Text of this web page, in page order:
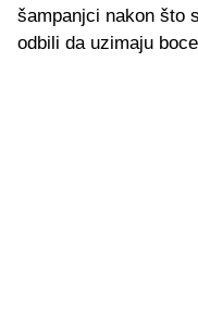
šampanjci nakon što
odbili da uzimaju